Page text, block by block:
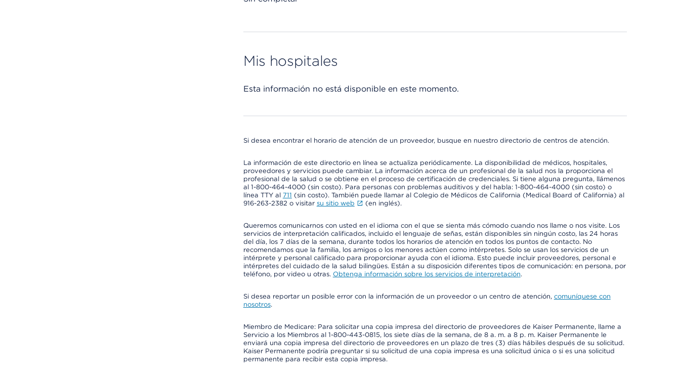
Mis hospitales
Esta información no está disponible en este momento.
Si desea encontrar el horario de atención de un proveedor, busque en nuestro directorio de centros de atención.
La información de este directorio en línea se actualiza periódicamente. La disponibilidad de médicos, hospitales,
proveedores y servicios puede cambiar. La información acerca de un profesional de la salud nos la proporciona el
profesional de la salud o se obtiene en el proceso de certificación de credenciales. Si tiene alguna pregunta, llámenos
al 1-800-464-4000 (sin costo). Para personas con problemas auditivos y del habla: 1-800-464-4000 (sin costo) o
línea TTY al 711 (sin costo). También puede llamar al Colegio de Médicos de California (Medical Board of California) al
916-263-2382 o visitar su sitio web (en inglés).
Queremos comunicarnos con usted en el idioma con el que se sienta más cómodo cuando nos llame o nos visite. Los
servicios de interpretación calificados, incluido el lenguaje de señas, están disponibles sin ningún costo, las 24 horas
del día, los 7 días de la semana, durante todos los horarios de atención en todos los puntos de contacto. No
recomendamos que la familia, los amigos o los menores actúen como intérpretes. Solo se usan los servicios de un
intérprete y personal calificado para proporcionar ayuda con el idioma. Esto puede incluir proveedores, personal e
intérpretes del cuidado de la salud bilingües. Están a su disposición diferentes tipos de comunicación: en persona, por
teléfono, por video u otras. Obtenga información sobre los servicios de interpretación.
Si desea reportar un posible error con la información de un proveedor o un centro de atención, comuníquese con
nosotros.
Miembro de Medicare: Para solicitar una copia impresa del directorio de proveedores de Kaiser Permanente, llame a
Servicio a los Miembros al 1-800-443-0815, los siete días de la semana, de 8 a. m. a 8 p. m. Kaiser Permanente le
enviará una copia impresa del directorio de proveedores en un plazo de tres (3) días hábiles después de su solicitud.
Kaiser Permanente podría preguntar si su solicitud de una copia impresa es una solicitud única o si es una solicitud
permanente para recibir esta copia impresa.